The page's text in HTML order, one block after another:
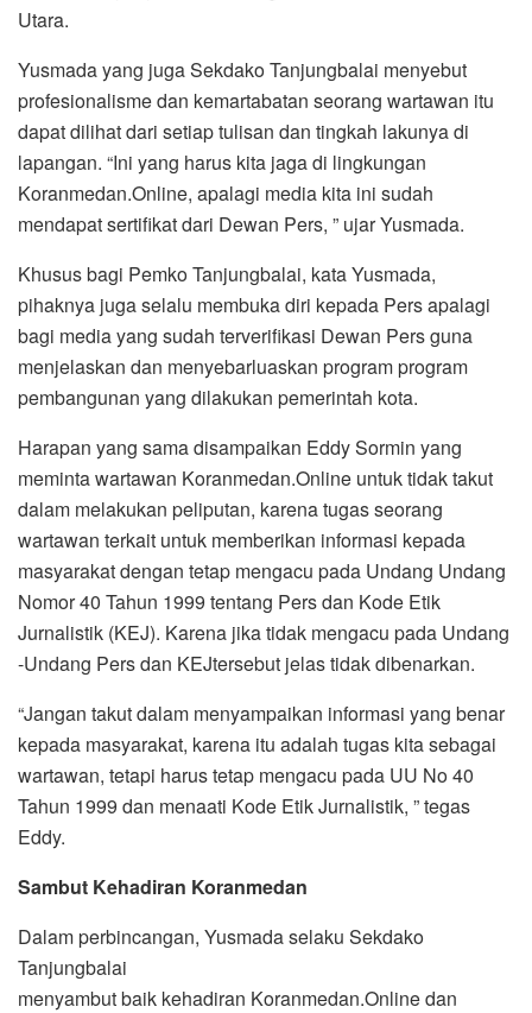
Utara.
Yusmada yang juga Sekdako Tanjungbalai menyebut
profesionalisme dan kemartabatan seorang wartawan itu
dapat dilihat dari setiap tulisan dan tingkah lakunya di
lapangan. “Ini yang harus kita jaga di lingkungan
Koranmedan.Online, apalagi media kita ini sudah
mendapat sertifikat dari Dewan Pers, ” ujar Yusmada.
Khusus bagi Pemko Tanjungbalai, kata Yusmada,
pihaknya juga selalu membuka diri kepada Pers apalagi
bagi media yang sudah terverifikasi Dewan Pers guna
menjelaskan dan menyebarluaskan program program
pembangunan yang dilakukan pemerintah kota.
Harapan yang sama disampaikan Eddy Sormin yang
meminta wartawan Koranmedan.Online untuk tidak takut
dalam melakukan peliputan, karena tugas seorang
wartawan terkait untuk memberikan informasi kepada
masyarakat dengan tetap mengacu pada Undang Undang
Nomor 40 Tahun 1999 tentang Pers dan Kode Etik
Jurnalistik (KEJ). Karena jika tidak mengacu pada Undang
-Undang Pers dan KEJtersebut jelas tidak dibenarkan.
“Jangan takut dalam menyampaikan informasi yang benar
kepada masyarakat, karena itu adalah tugas kita sebagai
wartawan, tetapi harus tetap mengacu pada UU No 40
Tahun 1999 dan menaati Kode Etik Jurnalistik, ” tegas
Eddy.
Sambut Kehadiran Koranmedan
Dalam perbincangan, Yusmada selaku Sekdako
Tanjungbalai
menyambut baik kehadiran Koranmedan.Online dan